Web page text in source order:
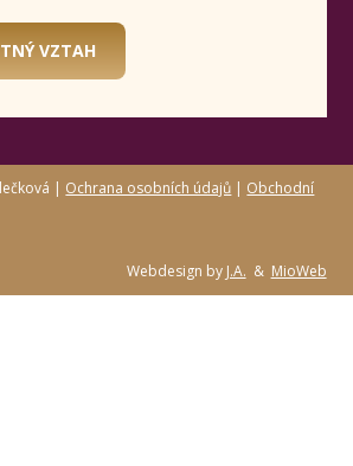
VZTAH
| Ochrana osobních údajů | Obchodní
Webdesign by J.A. & MioWeb